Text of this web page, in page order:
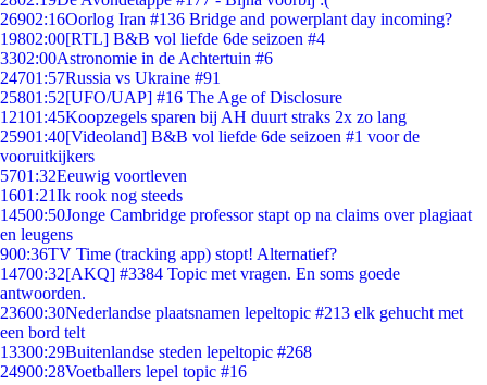
26902:16Oorlog Iran #136 Bridge and powerplant day incoming?
19802:00[RTL] B&B vol liefde 6de seizoen #4
3302:00Astronomie in de Achtertuin #6
24701:57Russia vs Ukraine #91
25801:52[UFO/UAP] #16 The Age of Disclosure
12101:45Koopzegels sparen bij AH duurt straks 2x zo lang
25901:40[Videoland] B&B vol liefde 6de seizoen #1 voor de
vooruitkijkers
5701:32Eeuwig voortleven
1601:21Ik rook nog steeds
14500:50Jonge Cambridge professor stapt op na claims over plagiaat
en leugens
900:36TV Time (tracking app) stopt! Alternatief?
14700:32[AKQ] #3384 Topic met vragen. En soms goede
antwoorden.
23600:30Nederlandse plaatsnamen lepeltopic #213 elk gehucht met
een bord telt
13300:29Buitenlandse steden lepeltopic #268
24900:28Voetballers lepel topic #16